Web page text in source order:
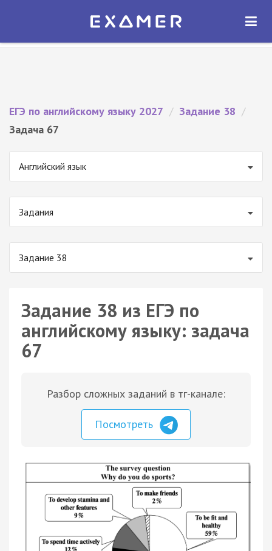
Экзамер — ЕГЭ 2027
ОТКРЫТЬ
ЕГЭ по английскому языку 2027 / Задание 38 /
Задача 67
Английский язык
Задания
Задание 38
Задание 38 из ЕГЭ по
английскому языку: задача
67
Разбор сложных заданий в тг-канале:
Посмотреть